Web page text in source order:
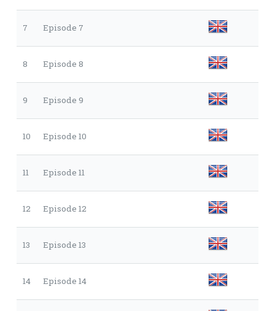
7 Episode 7
8 Episode 8
9 Episode 9
10 Episode 10
11 Episode 11
12 Episode 12
13 Episode 13
14 Episode 14